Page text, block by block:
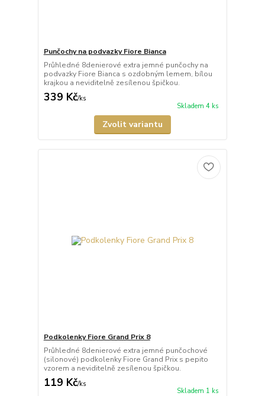
Punčochy na podvazky Fiore Bianca
Průhledné 8denierové extra jemné punčochy na
podvazky Fiore Bianca s ozdobným lemem, bílou
krajkou a neviditelně zesílenou špičkou.
339 Kč/ks
Skladem 4 ks
Zvolit variantu
Podkolenky Fiore Grand Prix 8
Průhledné 8denierové extra jemné punčochové
(silonové) podkolenky Fiore Grand Prix s pepito
vzorem a neviditelně zesílenou špičkou.
119 Kč/ks
Skladem 1 ks